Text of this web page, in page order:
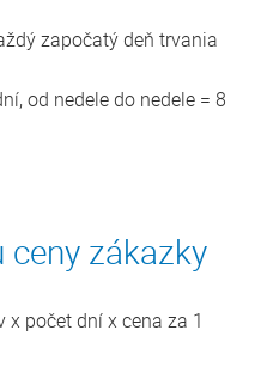
započatý deň trvania
od nedele do nedele = 8
zákazky
x počet dní x cena za 1